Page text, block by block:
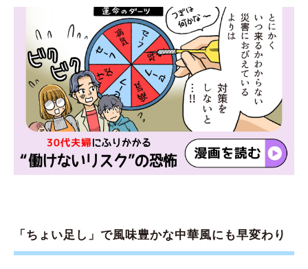
「ちょい足し」で風味豊かな中華風にも早変わり